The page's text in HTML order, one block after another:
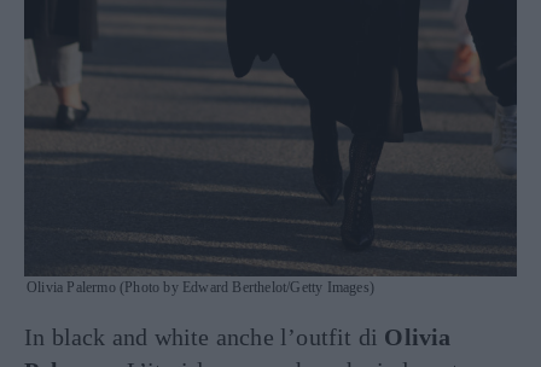
Olivia Palermo (Photo by Edward Berthelot/Getty Images)
In black and white anche l’outfit di Olivia